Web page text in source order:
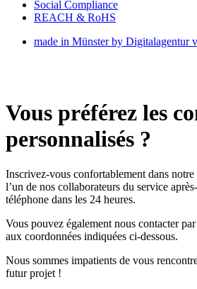
Social Compliance
REACH & RoHS
made in Münster by Digitalagentur
Vous préférez les
personnalisés ?
Inscrivez-vous confortablement dans
l’un de nos collaborateurs du service
téléphone dans les 24 heures.
Vous pouvez également nous contacter
aux coordonnées indiquées ci-dessous.
Nous sommes impatients de vous
futur projet !